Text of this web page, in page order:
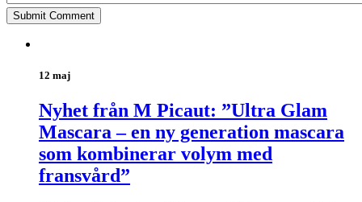
12 maj
Nyhet från M Picaut: ”Ultra Glam
Mascara – en ny generation mascara
som kombinerar volym med
fransvård”